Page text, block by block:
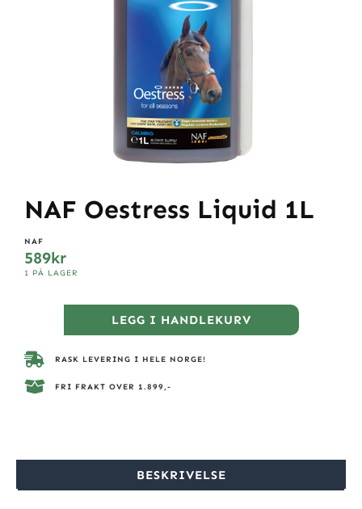
NAF Oestress Liquid 1L
NAF
589kr
1 PÅ LAGER
LEGG I HANDLEKURV
RASK LEVERING I HELE NORGE!
FRI FRAKT OVER 1.899,-
BESKRIVELSE